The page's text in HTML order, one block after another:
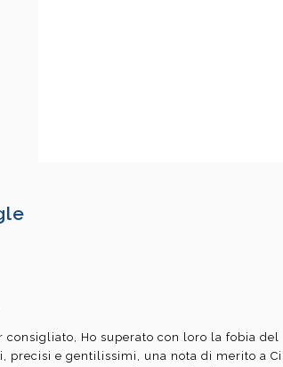
consigliato, Ho superato con loro la fobia del
precisi e gentilissimi, una nota di merito a